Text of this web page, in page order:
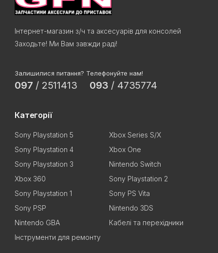
Інтернет-магазин з/ч та аксесуарів для консолей
Заходьте! Ми Вам завжди раді!
Залишилися питання? Телефонуйте нам!
097 / 2511413 093 / 4735774
Категорії
Sony Playstation 5
Xbox Series S/X
Sony Playstation 4
Xbox One
Sony Playstation 3
Nintendo Switch
Xbox 360
Sony Playstation 2
Sony Playstation 1
Sony PS Vita
Sony PSP
Nintendo 3DS
Nintendo GBA
Кабелі та перехідники
Інструменти для ремонту